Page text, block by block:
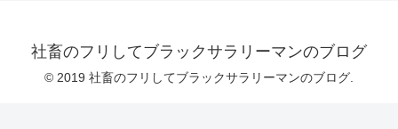
社畜のフリしてブラックサラリーマンのブログ
© 2019 社畜のフリしてブラックサラリーマンのブログ.